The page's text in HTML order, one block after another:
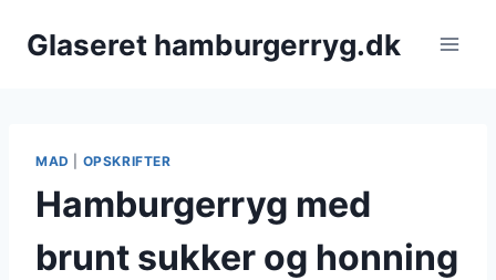
Glaseret hamburgerryg.dk
MAD OPSKRIFTER
Hamburgerryg med
brunt sukker og honning